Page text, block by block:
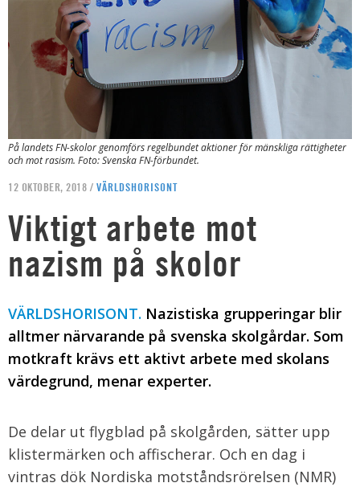
På landets FN-skolor genomförs regelbundet aktioner för mänskliga rättigheter
och mot rasism. Foto: Svenska FN-förbundet.
12 OKTOBER, 2018 / VÄRLDSHORISONT
Viktigt arbete mot
nazism på skolor
VÄRLDSHORISONT. Nazistiska grupperingar blir
alltmer närvarande på svenska skolgårdar. Som
motkraft krävs ett aktivt arbete med skolans
värdegrund, menar experter.
De delar ut flygblad på skolgården, sätter upp
klistermärken och affischerar. Och en dag i
vintras dök Nordiska motståndsrörelsen (NMR)